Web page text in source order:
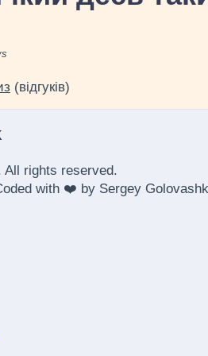
(відгуків)
All rights reserved.
with ❤️ by Sergey